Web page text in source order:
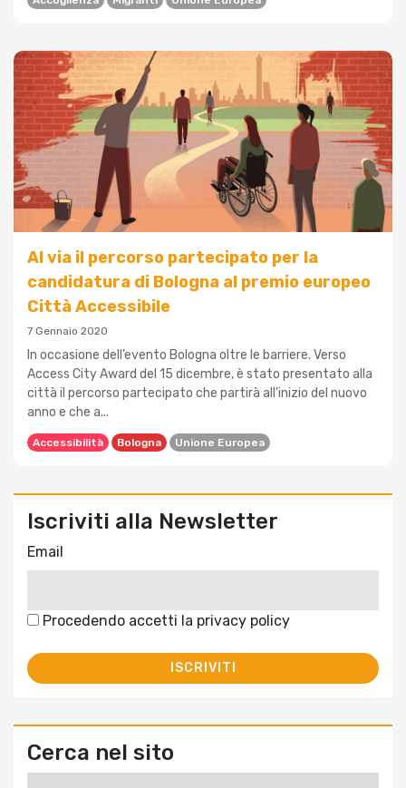
Al via il percorso partecipato per la
candidatura di Bologna al premio europeo
Città Accessibile
7 Gennaio 2020
In occasione dell’evento Bologna oltre le barriere. Verso
Access City Award del 15 dicembre, è stato presentato alla
città il percorso partecipato che partirà all’inizio del nuovo
anno e che a...
Accessibilità Bologna Unione Europea
Iscriviti alla Newsletter
Email
Procedendo accetti la privacy policy
Cerca nel sito